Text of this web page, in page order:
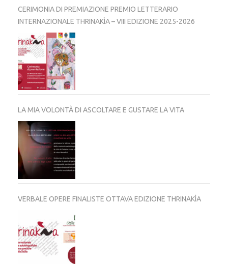
CERIMONIA DI PREMIAZIONE PREMIO LETTERARIO
INTERNAZIONALE THRINAKÌA – VIII EDIZIONE 2025-2026
LA MIA VOLONTÀ DI ASCOLTARE E GUSTARE LA VITA
VERBALE OPERE FINALISTE OTTAVA EDIZIONE THRINAKÌA